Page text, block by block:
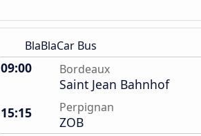
BlaBlaCar Bus
09:00 Bordeaux
Saint Jean Bahnhof
15:15
Perpignan
ZOB